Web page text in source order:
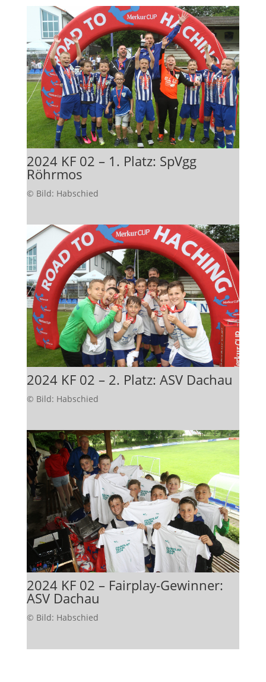
2024 KF 02 – 1. Platz: SpVgg
Röhrmos
© Bild: Habschied
2024 KF 02 – 2. Platz: ASV Dachau
© Bild: Habschied
2024 KF 02 – Fairplay-Gewinner:
ASV Dachau
© Bild: Habschied